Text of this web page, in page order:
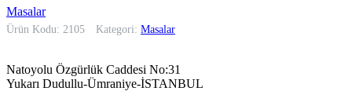
Masalar
Ürün Kodu: 2105 Kategori: Masalar
Natoyolu Özgürlük Caddesi No:31
Yukarı Dudullu-Ümraniye-İSTANBUL